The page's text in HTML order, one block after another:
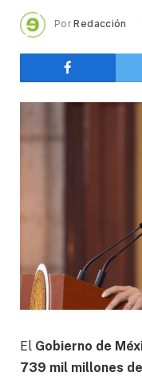
Por Redacción
El Gobierno de
739 mil millones